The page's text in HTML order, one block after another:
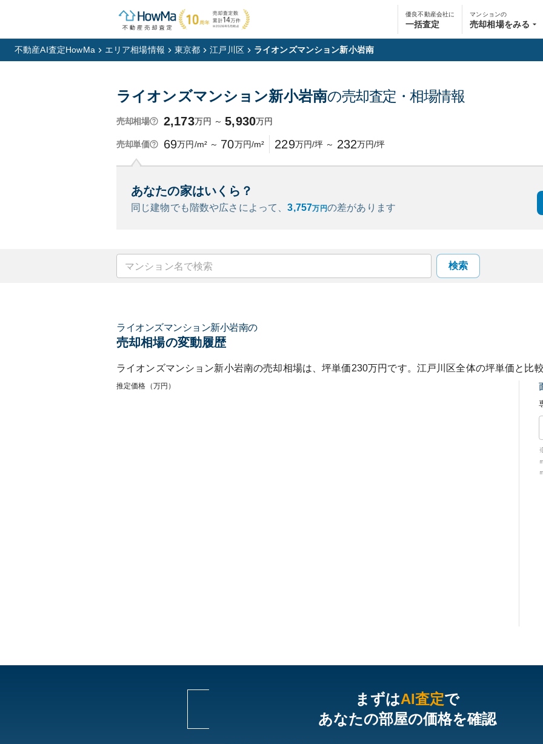
優良不動産会社に
一括査定
マンションの
売却相場をみる
不動産AI査定HowMa エリア相場情報 東京都 江戸川区 ライオンズマンション新小岩南
ライオンズマンション新小岩南の売却査定・相場情報
売却相場 2,173万円 ～ 5,930万円
売却単価 69万円/m² ～ 70万円/m² 229万円/坪 ～ 232万円/坪
あなたの家はいくら？
同じ建物でも階数や広さによって、3,757万円の差があります
検索
ライオンズマンション新小岩南の
売却相場の変動履歴
ライオンズマンション新小岩南の売却相場は、坪単価230万円です。 江戸川区全体の坪単価と比
推定価格（万円）
まずはAI査定で
あなたの部屋の価格を確認